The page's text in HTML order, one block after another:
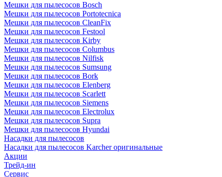
Мешки для пылесосов Bosch
Мешки для пылесосов Portotecnica
Мешки для пылесосов CleanFix
Мешки для пылесосов Festool
Мешки для пылесосов Kirby
Мешки для пылесосов Columbus
Мешки для пылесосов Nilfisk
Мешки для пылесосов Sumsung
Мешки для пылесосов Bork
Мешки для пылесосов Elenberg
Мешки для пылесосов Scarlett
Мешки для пылесосов Siemens
Мешки для пылесосов Electrolux
Мешки для пылесосов Supra
Мешки для пылесосов Hyundai
Насадки для пылесосов
Насадки для пылесосов Karcher оригинальные
Акции
Трейд-ин
Сервис